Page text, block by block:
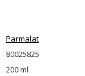
Parmalat
80025825
200 ml